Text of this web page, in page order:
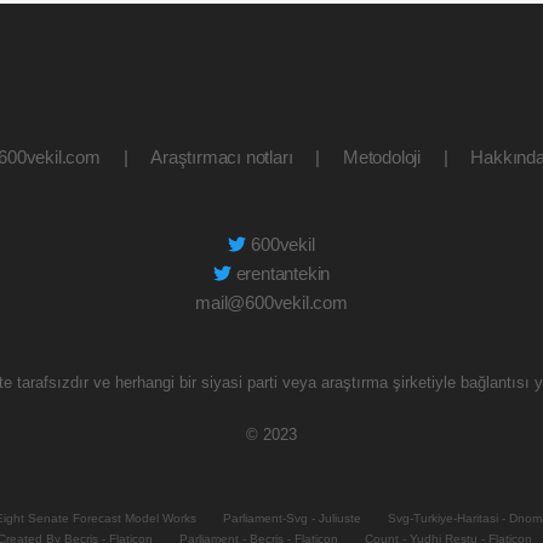
600vekil.com | Araştırmacı notları | Metodoloji | Hakkında
600vekil
erentantekin
mail@600vekil.com
tarafsızdır ve herhangi bir siyasi parti veya araştırma şirketiyle bağlantısı
© 2023
Senate Forecast Model Works Parliament-Svg - Juliuste Svg-Turkiye-Haritasi -
Created By Becris - Flaticon
Parliament - Becris - Flaticon Count - Yudhi Restu - Flaticon